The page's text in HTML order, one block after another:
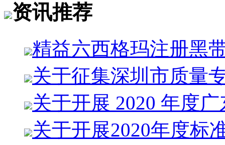
资讯推荐
精益六西格玛注册黑
关于征集深圳市质量
关于开展 2020 年度
关于开展2020年度标